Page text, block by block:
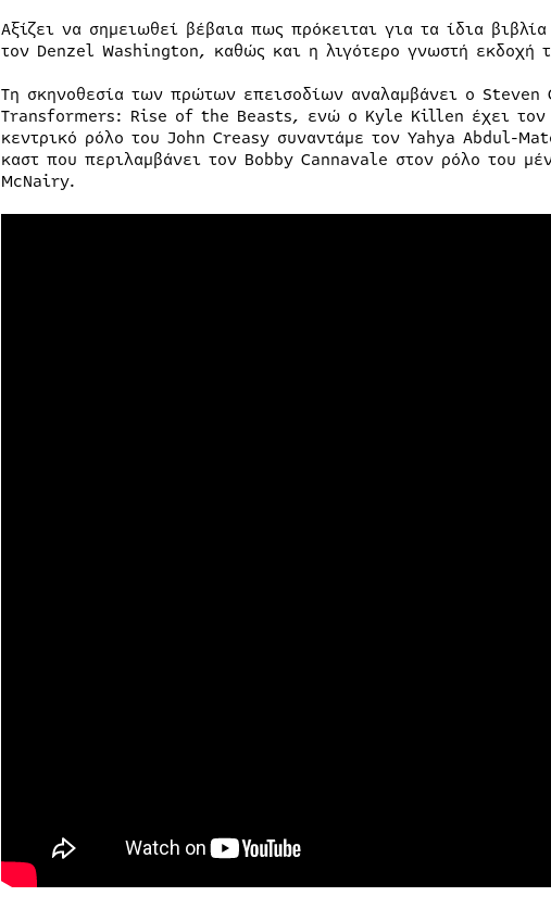
Αξίζει να σημειωθεί βέβαια πως πρόκειται για τα ίδια
τον Denzel Washington, καθώς και η λιγότερο γνωστή εκδοχή
Τη σκηνοθεσία των πρώτων επεισοδίων αναλαμβάνει ο
Transformers: Rise of the Beasts, ενώ ο Kyle Killen έχει τον
κεντρικό ρόλο του John Creasy συναντάμε τον Yahya Abdul-
καστ που περιλαμβάνει τον Bobby Cannavale στον ρόλο του
McNairy.